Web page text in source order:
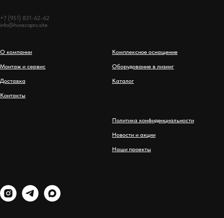
+7 (951) 831-62-62
info@horecapro.site
О компании
Монтаж и сервис
Доставка
Контакты
Комплексное оснащение
Оборудование в лизинг
Каталог
Политика конфиденциальности
Новости и акции
Наши проекты